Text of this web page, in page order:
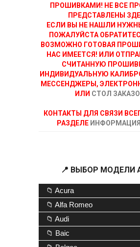
ПРОШИВКАМИ! НЕ ВСЕ
ПРЕДСТАВЛЕНЫ
ЕСЛИ ВЫ НЕ НАШЛИ
ПОЖАЛУЙСТА
ВОЗМОЖНО ГОТОВАЯ
НАС ИМЕЕТСЯ! ИЛИ
СЧИТАННУЮ
ИНДИВИДУАЛЬНУЮ
МЕССЕНДЖЕРЫ,
ИЛИ СТОЛ
КОНТАКТЫ ДЛЯ СВЯЗИ
РАЗДЕЛЕ
📍 ВЫБОР МОДЕЛИ
📁 Acura
📁 Alfa Romeo
📁 Audi
📁 Baic